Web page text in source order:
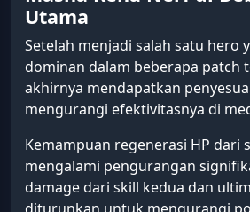
Utama
Setelah menjadi salah satu hero
dominan dalam beberapa patch
akhirnya mendapatkan
mengurangi efektivitasnya di
Kemampuan regenerasi HP dari
mengalami pengurangan
damage dari skill kedua dan